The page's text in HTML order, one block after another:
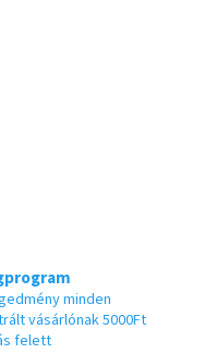
minden
vásárlónak 5000Ft
felett